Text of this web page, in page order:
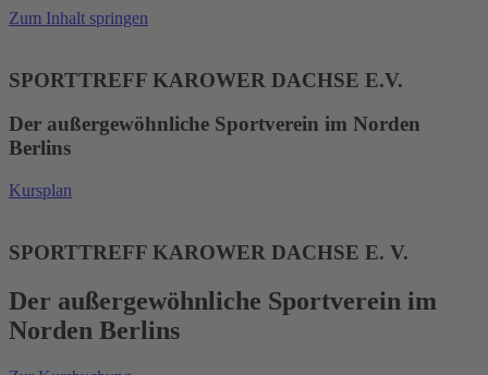
Zum Inhalt springen
SPORTTREFF KAROWER DACHSE E.V.
Der außergewöhnliche Sportverein im Norden
Berlins
Kursplan
SPORTTREFF KAROWER DACHSE E. V.
Der außergewöhnliche Sportverein im
Norden Berlins